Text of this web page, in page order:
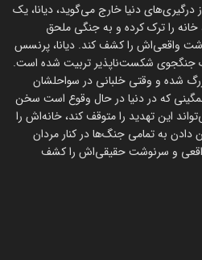
دنیا خارج می‌گوید، دیانا، یک
را ترک کرده و به جنگی ملحق
واقعی‌اش را کشف کند. دیانا، پرنسس
جنگجوی شکست‌ناپذیر تربیت شده است.
شده و وقتی خلبانی در سواحلشان
که در دنیا در حال وقوع است سخن
این تهدید را متوقف کند، خانه‌اش را
دادن به تمامی جنگ‌ها در کنار مردان
و سرنوشت حقیقی‌اش را کشف